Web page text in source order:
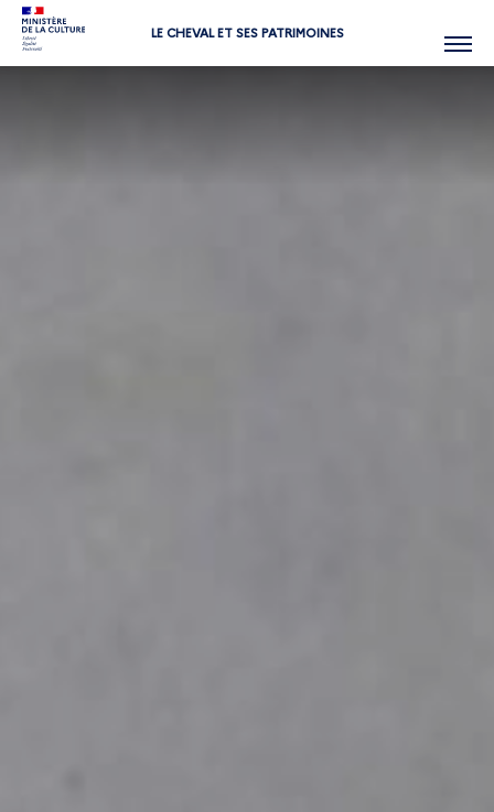
LE CHEVAL ET SES PATRIMOINES Menu